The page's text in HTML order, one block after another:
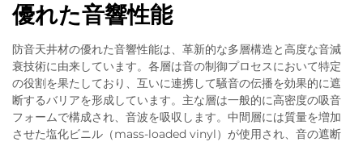
優れた音響性能
防音天井材の優れた音響性能は、革新的な多層構造と高度な音減
衰技術に由来しています。各層は音の制御プロセスにおいて特定
の役割を果たしており、互いに連携して騒音の伝播を効果的に遮
断するバリアを形成しています。主な層は一般的に高密度の吸音
フォームで構成され、音波を吸収します。中間層には質量を増加
させた塩化ビニル（mass-loaded vinyl）が使用され、音の遮断